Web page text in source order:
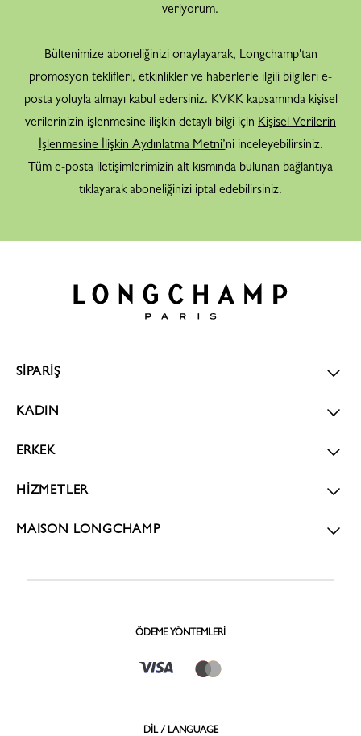
veriyorum.
Bültenimize aboneliğinizi onaylayarak, Longchamp'tan
promosyon teklifleri, etkinlikler ve haberlerle ilgili bilgileri e-
posta yoluyla almayı kabul edersiniz. KVKK kapsamında kişisel
verilerinizin işlenmesine ilişkin detaylı bilgi için Kişisel Verilerin
İşlenmesine İlişkin Aydınlatma Metni’ni inceleyebilirsiniz.
Tüm e-posta iletişimlerimizin alt kısmında bulunan bağlantıya
tıklayarak aboneliğinizi iptal edebilirsiniz.
SİPARİŞ
KADIN
ERKEK
HİZMETLER
MAISON LONGCHAMP
ÖDEME YÖNTEMLERI
DİL / LANGUAGE